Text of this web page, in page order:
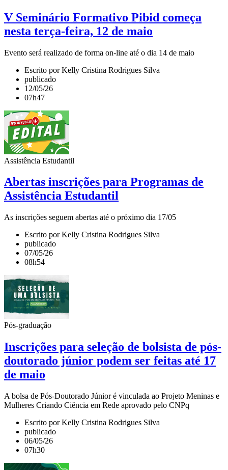
V Seminário Formativo Pibid começa
nesta terça-feira, 12 de maio
Evento será realizado de forma on-line até o dia 14 de maio
Escrito por Kelly Cristina Rodrigues Silva
publicado
12/05/26
07h47
Assistência Estudantil
Abertas inscrições para Programas de
Assistência Estudantil
As inscrições seguem abertas até o próximo dia 17/05
Escrito por Kelly Cristina Rodrigues Silva
publicado
07/05/26
08h54
Pós-graduação
Inscrições para seleção de bolsista de pós-
doutorado júnior podem ser feitas até 17
de maio
A bolsa de Pós-Doutorado Júnior é vinculada ao Projeto Meninas e
Mulheres Criando Ciência em Rede aprovado pelo CNPq
Escrito por Kelly Cristina Rodrigues Silva
publicado
06/05/26
07h30